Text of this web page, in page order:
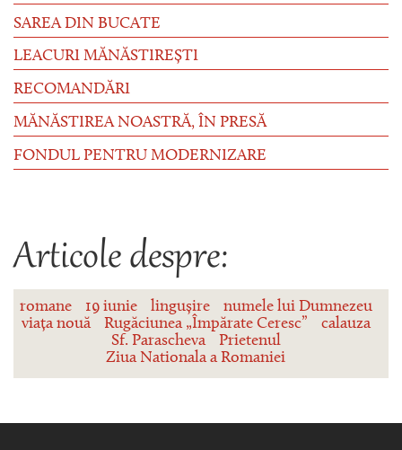
SAREA DIN BUCATE
LEACURI MĂNĂSTIREȘTI
RECOMANDĂRI
MĂNĂSTIREA NOASTRĂ, ÎN PRESĂ
FONDUL PENTRU MODERNIZARE
Articole despre:
romane 19 iunie lingușire
numele lui Dumnezeu
viața nouă
Rugăciunea „Împărate Ceresc”
calauza
Sf. Parascheva
Prietenul
Ziua Nationala a Romaniei